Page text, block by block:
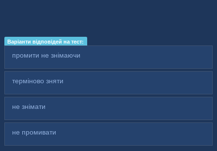
Варіанти відповідей на тест:
промити не знімаючи
терміново зняти
не знімати
не промивати